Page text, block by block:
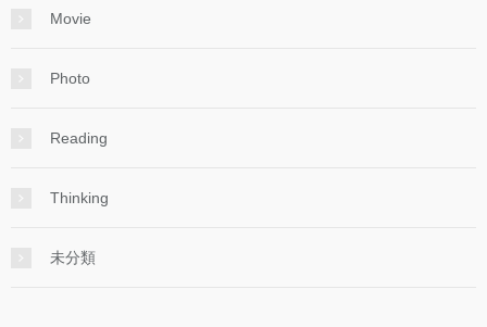
Movie
Photo
Reading
Thinking
未分類